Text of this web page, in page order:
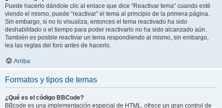
Puede hacerlo dándole clic al enlace que dice “Reactivar tema” cuando esté
viendo el mismo, puede “reactivar” el tema al principio de la primera página.
Sin embargo, si no lo visualiza, entonces el tema reactivado ha sido
deshabilitado o el tiempo para poder reactivarlo no ha sido alcanzado aún.
También es posible reactivar un tema respondiendo al mismo, sin embargo,
lea las reglas del foro antes de hacerlo.
Arriba
Formatos y tipos de temas
¿Qué es el código BBCode?
BBcode es una implementación especial de HTML, ofrece un gran control de